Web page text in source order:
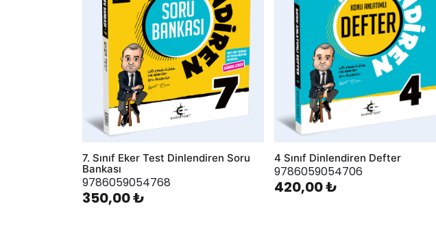
7. Sınıf Eker Test Dinlendiren Soru
Bankası
9786059054768
350,00 ₺
4 Sınıf Dinlendiren Defter
9786059054706
420,00 ₺